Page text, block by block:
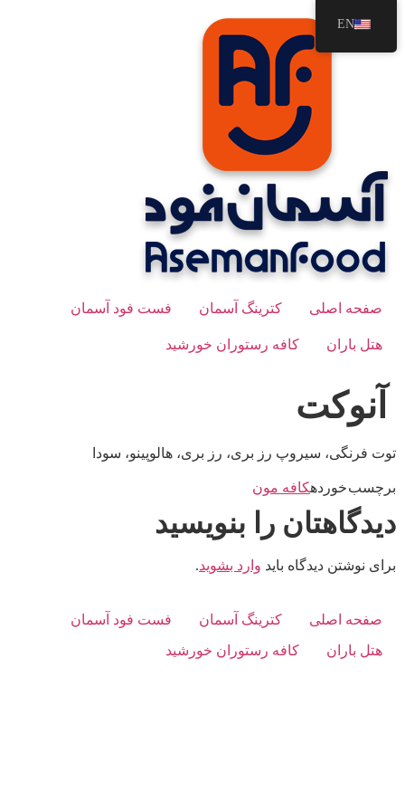
محتوا
صفحه اصلی کترینگ آسمان فست فود آسمان
هتل باران کافه رستوران خورشید
آنوکت
توت فرنگی، سیروپ رز بری، رز بری، هالوپینو، سودا
برچسب خوردهکافه مون
دیدگاهتان را بنویسید
برای نوشتن دیدگاه باید وارد بشوید.
صفحه اصلی کترینگ آسمان
فست فود آسمان
هتل باران
کافه رستوران خورشید
EN